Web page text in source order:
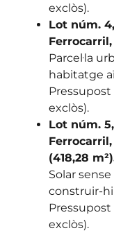
exclòs).
Lot núm.
Ferrocarril,
Parcel·la
habitatge
Pressupost
exclòs).
Lot núm.
(418,28
Solar
construir-
Pressupost
exclòs).